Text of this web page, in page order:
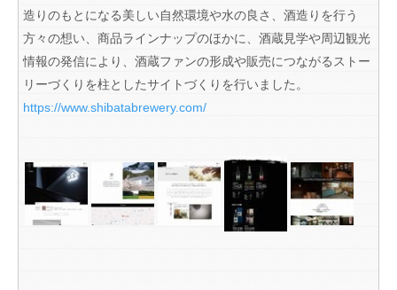
造りのもとになる美しい自然環境や水の良さ、酒造りを行う
方々の想い、商品ラインナップのほかに、酒蔵見学や周辺観光
情報の発信により、酒蔵ファンの形成や販売につながるストー
リーづくりを柱としたサイトづくりを行いました。
https://www.shibatabrewery.com/